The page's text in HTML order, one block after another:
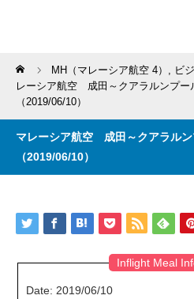
Home MH（マレーシア航空 4） , ビ
レーシア航空 成田～クアラルンプ
（2019/06/10）
マレーシア航空 成田～クアラル
（2019/06/10）
Inflight Meal
Date: 2019/06/10